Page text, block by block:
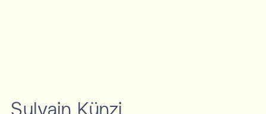
Sylvain Künzi